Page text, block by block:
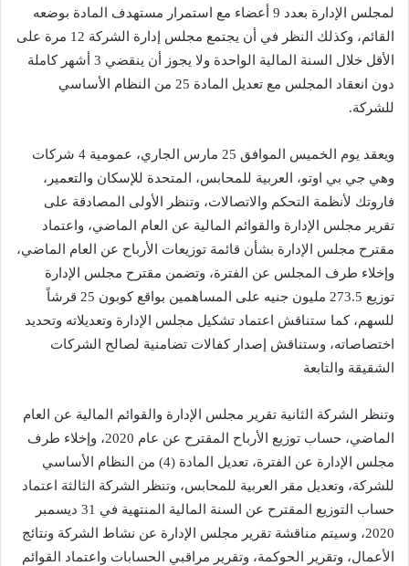
لمجلس الإدارة بعدد 9 أعضاء مع استمرار مستهدف المادة بوضعه
القائم، وكذلك النظر في أن يجتمع مجلس إدارة الشركة 12 مرة على
الأقل خلال السنة المالية الواحدة ولا يجوز أن ينقضي 3 أشهر كاملة
دون انعقاد المجلس مع تعديل المادة 25 من النظام الأساسي
للشركة.
ويعقد يوم الخميس الموافق 25 مارس الجاري، عمومية 4 شركات
وهي جي بي اوتو، العربية للمحابس، المتحدة للإسكان والتعمير،
فاروتك لأنظمة التحكم والاتصالات، وتنظر الأولى المصادقة على
تقرير مجلس الإدارة والقوائم المالية عن العام الماضي، واعتماد
مقترح مجلس الإدارة بشأن قائمة توزيعات الأرباح عن العام الماضي،
وإخلاء طرف المجلس عن الفترة، وتضمن مقترح مجلس الإدارة
توزيع 273.5 مليون جنيه على المساهمين بواقع كوبون 25 قرشاً
للسهم، كما ستناقش اعتماد تشكيل مجلس الإدارة وتعديلاته وتحديد
اختصاصاته، وستناقش إصدار كفالات تضامنية لصالح الشركات
الشقيقة والتابعة
وتنظر الشركة الثانية تقرير مجلس الإدارة والقوائم المالية عن العام
الماضي، حساب توزيع الأرباح المقترح عن عام 2020، وإخلاء طرف
مجلس الإدارة عن الفترة، تعديل المادة (4) من النظام الأساسي
للشركة، وتعديل مقر العربية للمحابس، وتنظر الشركة الثالثة اعتماد
حساب التوزيع المقترح عن السنة المالية المنتهية في 31 ديسمبر
2020، وسيتم مناقشة تقرير مجلس الإدارة عن نشاط الشركة ونتائج
الأعمال، وتقرير الحوكمة، وتقرير مراقبي الحسابات واعتماد القوائم